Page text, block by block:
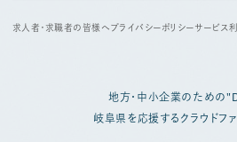
求人者・求職者の皆様へ プライバシーポリシー サービス
地方・中小企業のための
岐阜県を応援するクラウドファ